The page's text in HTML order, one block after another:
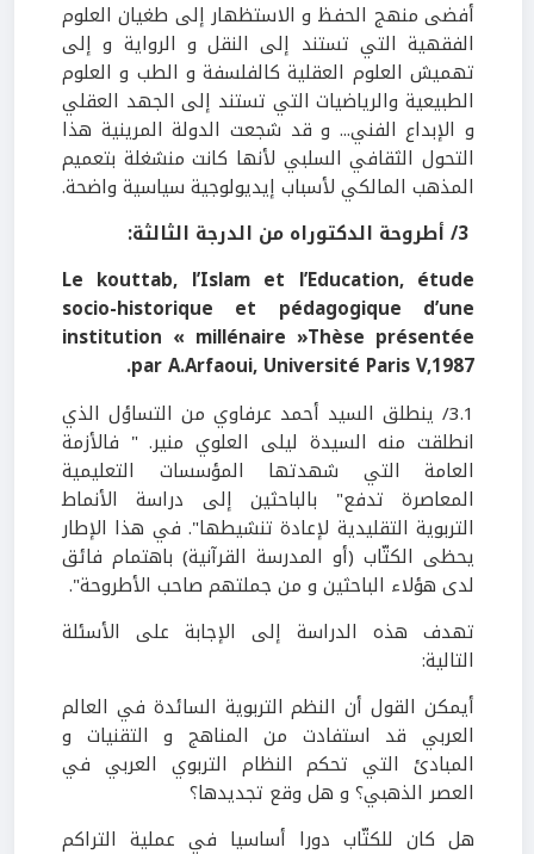
أفضى منهج الحفظ و الاستظهار إلى طغيان العلوم
الفقهية التي تستند إلى النقل و الرواية و إلى
تهميش العلوم العقلية كالفلسفة و الطب و العلوم
الطبيعية والرياضيات التي تستند إلى الجهد العقلي
و الإبداع الفني... و قد شجعت الدولة المرينية هذا
التحول الثقافي السلبي لأنها كانت منشغلة بتعميم
المذهب المالكي لأسباب إيديولوجية سياسية واضحة.
3/ أطروحة الدكتوراه من الدرجة الثالثة:
Le kouttab, l’Islam et l’Education, étude
socio-historique et pédagogique d’une
institution « millénaire »Thèse présentée
par A.Arfaoui, Université Paris V,1987.
3.1/ ينطلق السيد أحمد عرفاوي من التساؤل الذي
انطلقت منه السيدة ليلى العلوي منير. " فالأزمة
العامة التي شهدتها المؤسسات التعليمية
المعاصرة تدفع" بالباحثين إلى دراسة الأنماط
التربوية التقليدية لإعادة تنشيطها". في هذا الإطار
يحظى الكتّاب (أو المدرسة القرآنية) باهتمام فائق
لدى هؤلاء الباحثين و من جملتهم صاحب الأطروحة".
تهدف هذه الدراسة إلى الإجابة على الأسئلة
التالية:
أيمكن القول أن النظم التربوية السائدة في العالم
العربي قد استفادت من المناهج و التقنيات و
المبادئ التي تحكم النظام التربوي العربي في
العصر الذهبي؟ و هل وقع تجديدها؟
هل كان للكتّاب دورا أساسيا في عملية التراكم